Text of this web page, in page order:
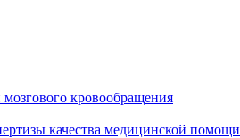
кровообращения
качества медицинской помощи